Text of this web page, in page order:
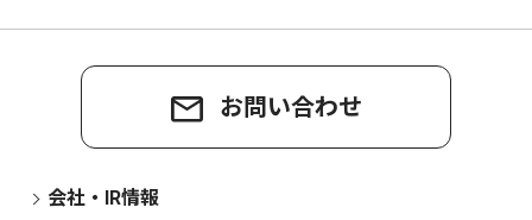
お問い合わせ
会社・IR情報